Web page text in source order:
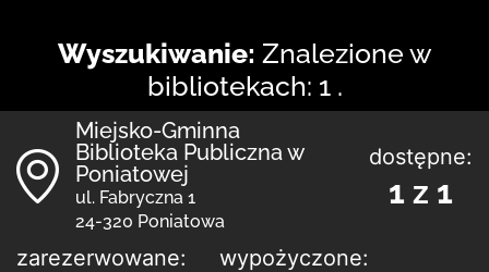
Wyszukiwanie: Znalezione w
bibliotekach: 1 .
Miejsko-Gminna
Biblioteka Publiczna w
Poniatowej
ul. Fabryczna 1
24-320 Poniatowa
dostępne:
1 z 1
zarezerwowane: wypożyczone: